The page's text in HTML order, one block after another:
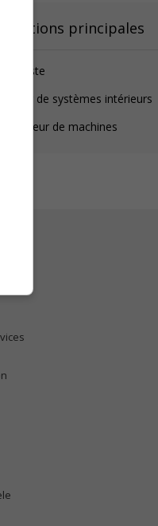
Fonctions principales
Frigoriste
Poseur de systèmes intérieurs
Opérateur de machines